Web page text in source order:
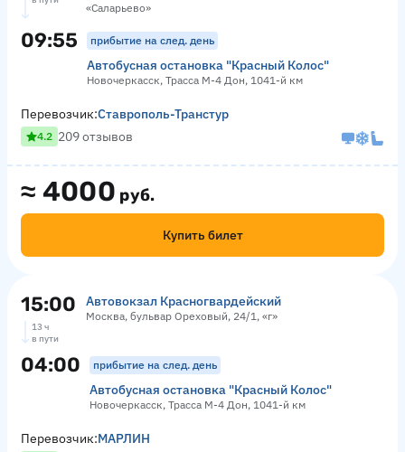
«Саларьево»
09:55 прибытие на след. день
Автобусная остановка "Красный Колос"
Новочеркасск, Трасса М-4 Дон, 1041-й км
≈ 4000 руб.
Купить билет
Перевозчик:Ставрополь-Транстур
4.2 209 отзывов
15:00 Автовокзал Красногвардейский
Москва, бульвар Ореховый, 24/1, «г»
13 ч
в пути
04:00 прибытие на след. день
Автобусная остановка "Красный Колос"
Новочеркасск, Трасса М-4 Дон, 1041-й км
Перевозчик:МАРЛИН